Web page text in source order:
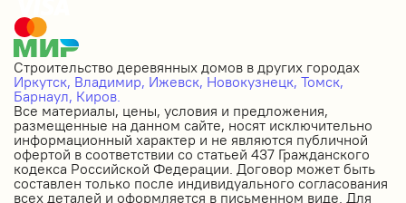
Строительство деревянных домов в других городах
Иркутск, Владимир, Ижевск, Новокузнецк, Томск,
Барнаул, Киров.
Все материалы, цены, условия и предложения,
размещенные на данном сайте, носят исключительно
информационный характер и не являются публичной
офертой в соответствии со статьей 437 Гражданского
кодекса Российской Федерации. Договор может быть
составлен только после индивидуального согласования
всех деталей и оформляется в письменном виде. Для